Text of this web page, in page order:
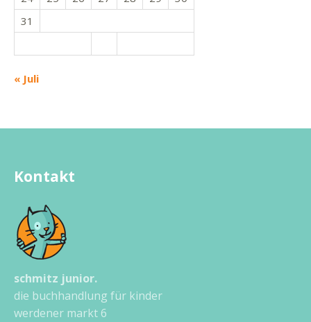
« Juli
31
Kontakt
schmitz junior.
die buchhandlung für kinder
werdener markt 6